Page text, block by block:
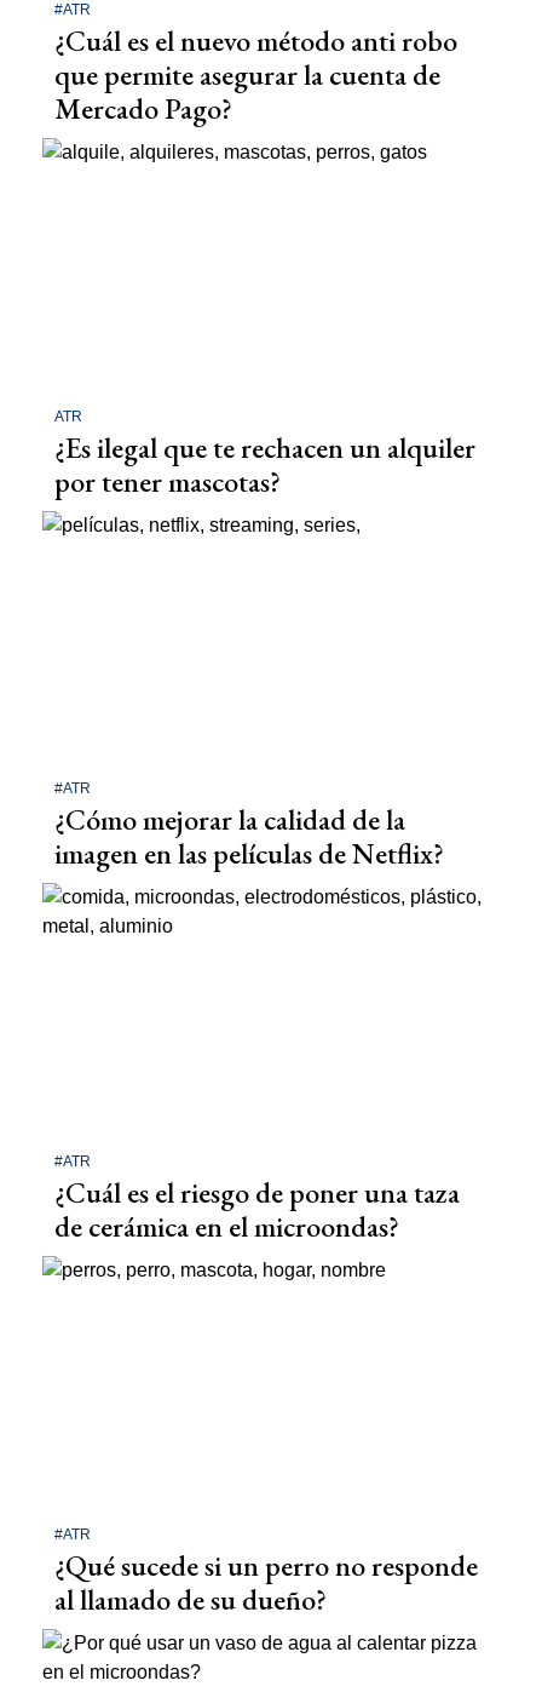
#ATR
¿Cuál es el nuevo método anti robo
que permite asegurar la cuenta de
Mercado Pago?
ATR
¿Es ilegal que te rechacen un alquiler
por tener mascotas?
#ATR
¿Cómo mejorar la calidad de la
imagen en las películas de Netflix?
#ATR
¿Cuál es el riesgo de poner una taza
de cerámica en el microondas?
#ATR
¿Qué sucede si un perro no responde
al llamado de su dueño?